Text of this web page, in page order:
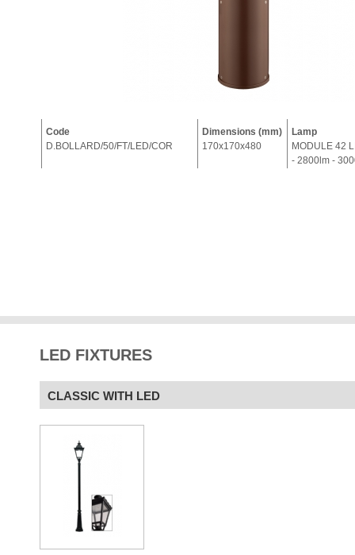
Code
D.BOLLARD/50/FT/LED/COR
Dimensions (mm)
170x170x480
Lamp
MODULE 42
- 2800lm -
LED FIXTURES
CLASSIC WITH LED